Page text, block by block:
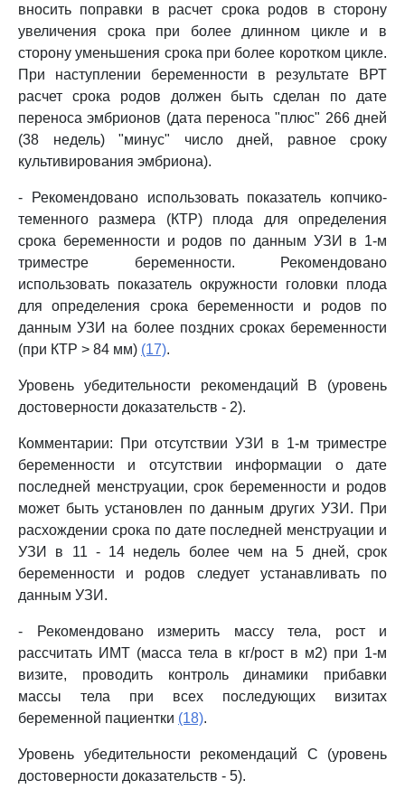
вносить поправки в расчет срока родов в сторону
увеличения срока при более длинном цикле и в
сторону уменьшения срока при более коротком цикле.
При наступлении беременности в результате ВРТ
расчет срока родов должен быть сделан по дате
переноса эмбрионов (дата переноса "плюс" 266 дней
(38 недель) "минус" число дней, равное сроку
культивирования эмбриона).
- Рекомендовано использовать показатель копчико-
теменного размера (КТР) плода для определения
срока беременности и родов по данным УЗИ в 1-м
триместре беременности. Рекомендовано
использовать показатель окружности головки плода
для определения срока беременности и родов по
данным УЗИ на более поздних сроках беременности
(при КТР > 84 мм) (17).
Уровень убедительности рекомендаций B (уровень
достоверности доказательств - 2).
Комментарии: При отсутствии УЗИ в 1-м триместре
беременности и отсутствии информации о дате
последней менструации, срок беременности и родов
может быть установлен по данным других УЗИ. При
расхождении срока по дате последней менструации и
УЗИ в 11 - 14 недель более чем на 5 дней, срок
беременности и родов следует устанавливать по
данным УЗИ.
- Рекомендовано измерить массу тела, рост и
рассчитать ИМТ (масса тела в кг/рост в м2) при 1-м
визите, проводить контроль динамики прибавки
массы тела при всех последующих визитах
беременной пациентки (18).
Уровень убедительности рекомендаций C (уровень
достоверности доказательств - 5).